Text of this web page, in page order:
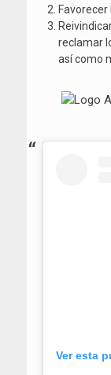
reclamar
así como
Ver esta